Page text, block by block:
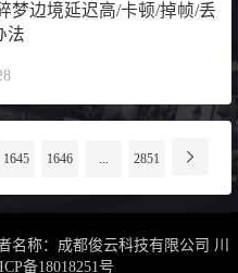
梦边境延迟高/卡顿/掉帧/丢
法
1645 1646 ... 2851
名称：成都俊云科技有限公司 川
备18018251号